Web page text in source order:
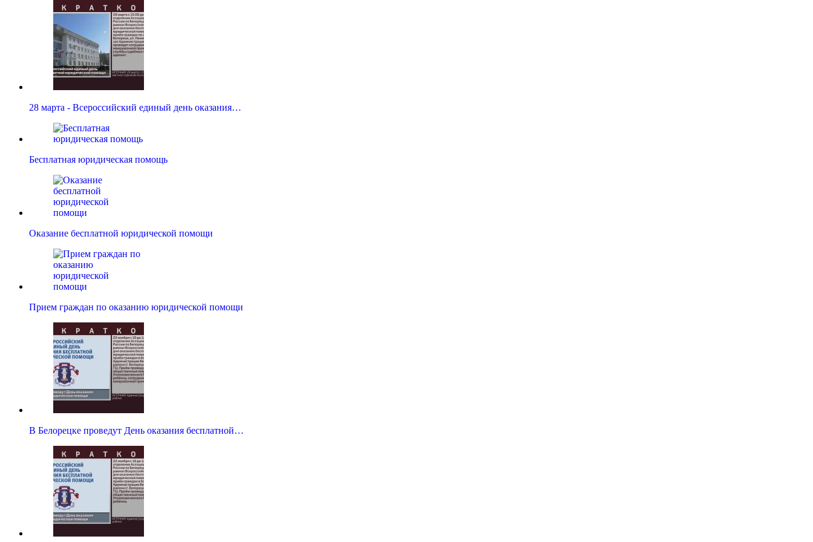
28 марта - Всероссийский единый день оказания…
Бесплатная юридическая помощь
Оказание бесплатной юридической помощи
Прием граждан по оказанию юридической помощи
В Белорецке проведут День оказания бесплатной…